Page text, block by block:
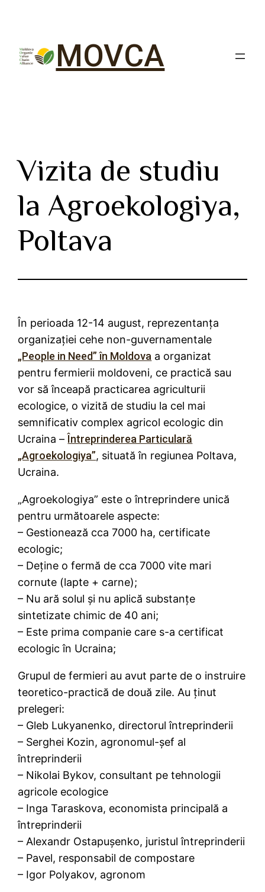
MOVCA
Vizita de studiu
la Agroekologiya,
Poltava
În perioada 12-14 august, reprezentanța
organizației cehe non-guvernamentale
„People in Need” în Moldova a organizat
pentru fermierii moldoveni, ce practică sau
vor să înceapă practicarea agriculturii
ecologice, o vizită de studiu la cel mai
semnificativ complex agricol ecologic din
Ucraina –Întreprinderea Particulară
„Agroekologiya”, situată în regiunea Poltava,
Ucraina.
„Agroekologiya” este o întreprindere unică
pentru următoarele aspecte:
– Gestionează cca 7000 ha, certificate
ecologic;
– Deține o fermă de cca 7000 vite mari
cornute (lapte + carne);
– Nu ară solul și nu aplică substanțe
sintetizate chimic de 40 ani;
– Este prima companie care s-a certificat
ecologic în Ucraina;
Grupul de fermieri au avut parte de o instruire
teoretico-practică de două zile. Au ținut
prelegeri:
– Gleb Lukyanenko, directorul întreprinderii
– Serghei Kozin, agronomul-șef al
întreprinderii
– Nikolai Bykov, consultant pe tehnologii
agricole ecologice
– Inga Taraskova, economista principală a
întreprinderii
– Alexandr Ostapușenko, juristul întreprinderii
– Pavel, responsabil de compostare
– Igor Polyakov, agronom